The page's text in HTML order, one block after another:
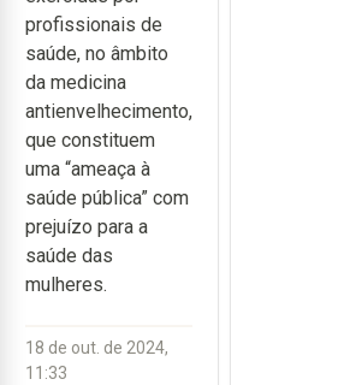
profissionais de
saúde, no âmbito
da medicina
antienvelhecimento,
que constituem
uma “ameaça à
saúde pública” com
prejuízo para a
saúde das
mulheres.
18 de out. de 2024,
11:33